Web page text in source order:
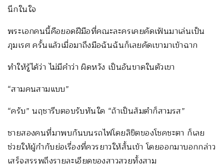
นึกในใจ
พระเอกคนนี้คือยอดฝีมือที่คณะละครเคยคัดเฟ้นมาเล่นเป็น
ภุมเรศ ครั้นแล้วเมื่อมาถึงมือฉันฉันก็เลยคัดเขามาเข้าฉาก
ทำให้รู้ได้ว่า ไม่มีคำว่า ผิดหวัง เป็นอันขาดในตัวเขา
“สามคนสามแบบ”
“ครับ” นฤชารีบตอบรับทันใด “ถ้าเป็นส้มตำก็สามรส”
ชายสองคนที่มาพบกันบนรถไฟโดยลิขิตของโชคชะตา ก็เลย
ช่วยให้ผู้กำกับย่อเรื่องที่ควรยาวให้สั้นเข้า โดยออกมาบอกกล่าว
เสร็จสรรพถึงรายละเอียดของสาวสวยทั้งสาม